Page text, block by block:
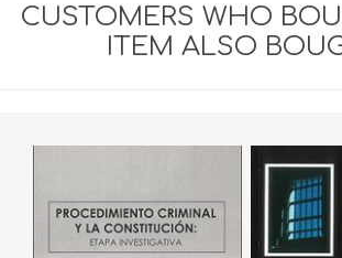
CUSTOMERS WHO
ITEM ALSO